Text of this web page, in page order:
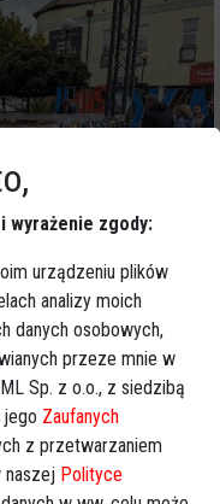
wyrażenie zgody:
urządzeniu plików
analizy moich
danych osobowych,
przeze mnie w
Sp. z o.o., z siedzibą
jego Zaufanych
z przetwarzaniem
naszej Polityce